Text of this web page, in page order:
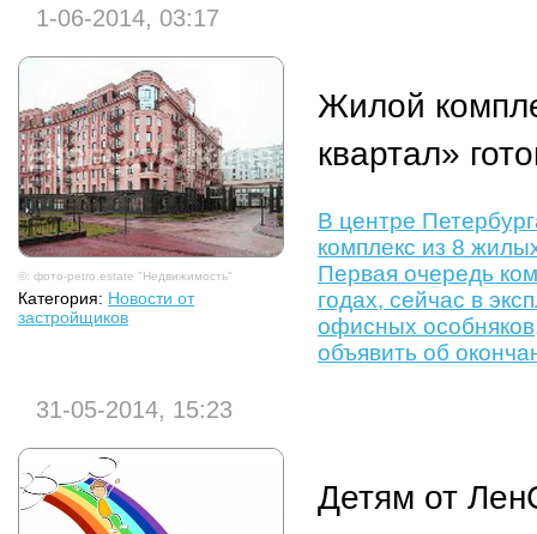
1-06-2014, 03:17
©: фото-petro.estate "Недвижимость"
Категория: Новости от
застройщиков
Жилой
квартал»
В центре
комплекс из 8
Первая очередь
годах, сейчас в
офисных
объявить об
31-05-2014, 15:23
Детям от